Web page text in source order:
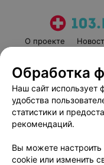
О проекте
Обработка
Наш сайт использует
удобства
статистики и
рекомендаций.
Вы можете
cookie или изменить